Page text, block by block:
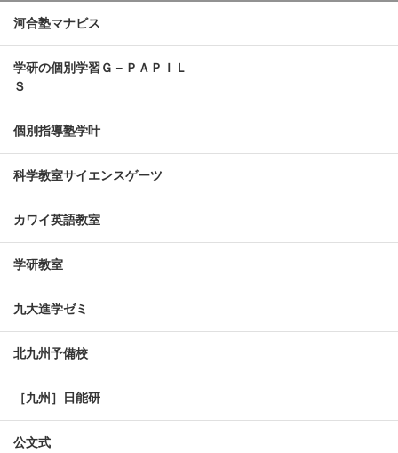
河合塾マナビス
学研の個別学習Ｇ－ＰＡＰＩＬ
Ｓ
個別指導塾学叶
科学教室サイエンスゲーツ
カワイ英語教室
学研教室
九大進学ゼミ
北九州予備校
［九州］日能研
公文式